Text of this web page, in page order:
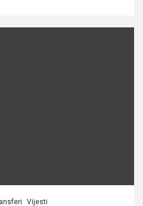
Vijesti